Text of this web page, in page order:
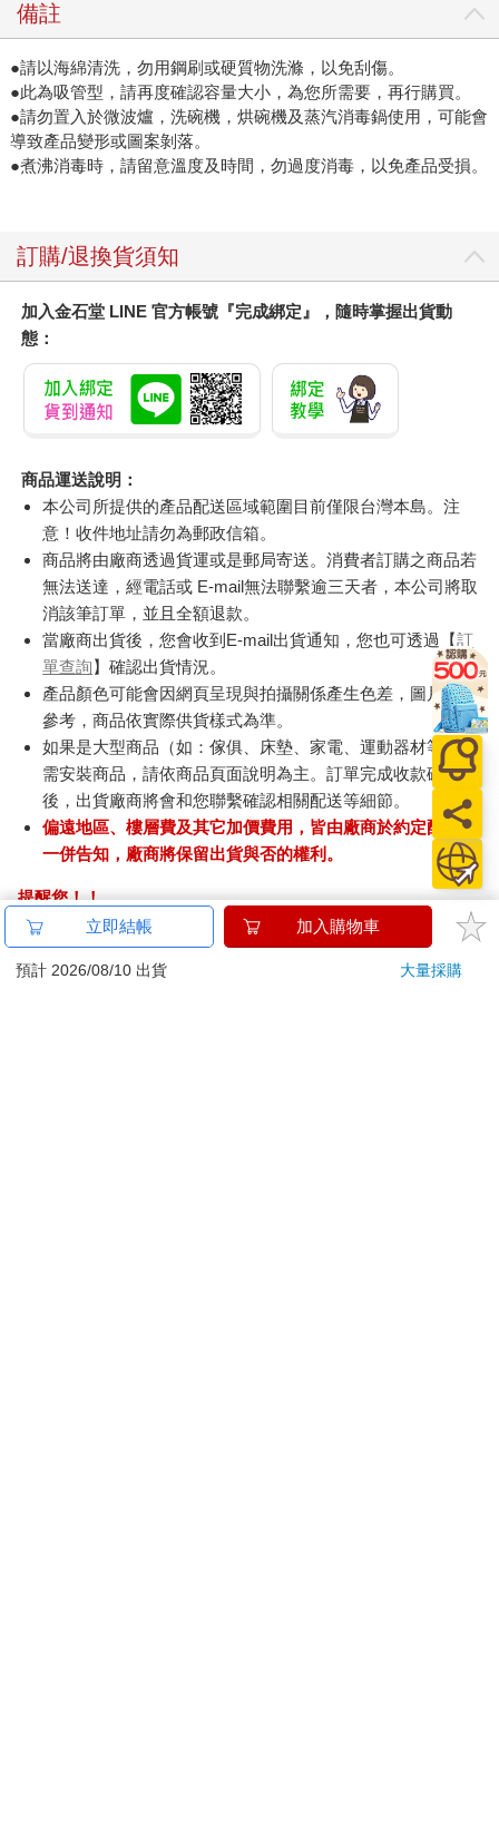
備註
●請以海綿清洗，勿用鋼刷或硬質物洗滌，以免刮傷。
●此為吸管型，請再度確認容量大小，為您所需要，再行購買。
●請勿置入於微波爐，洗碗機，烘碗機及蒸汽消毒鍋使用，可能會
導致產品變形或圖案剝落。
●煮沸消毒時，請留意溫度及時間，勿過度消毒，以免產品受損。
訂購/退換貨須知
加入金石堂 LINE 官方帳號『完成綁定』，隨時掌握出貨動
態：
商品運送說明：
本公司所提供的產品配送區域範圍目前僅限台灣本島。注
意！收件地址請勿為郵政信箱。
商品將由廠商透過貨運或是郵局寄送。消費者訂購之商品若
無法送達，經電話或 E-mail無法聯繫逾三天者，本公司將取
消該筆訂單，並且全額退款。
當廠商出貨後，您會收到E-mail出貨通知，您也可透過【訂
單查詢】確認出貨情況。
產品顏色可能會因網頁呈現與拍攝關係產生色差，圖片僅供
參考，商品依實際供貨樣式為準。
如果是大型商品（如：傢俱、床墊、家電、運動器材等）及
需安裝商品，請依商品頁面說明為主。訂單完成收款確認
後，出貨廠商將會和您聯繫確認相關配送等細節。
偏遠地區、樓層費及其它加價費用，皆由廠商於約定配送時
一併告知，廠商將保留出貨與否的權利。
提醒您！！
金石堂及銀行均不會請您操作ATM! 如接獲電話要求您前往
ATM提款機，請不要聽從指示，以免受騙上當！
立即結帳 加入購物車
預計 2026/08/10 出貨 大量採購